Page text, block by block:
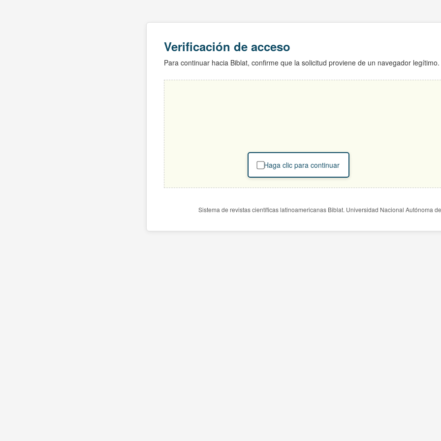
Verificación de acceso
Para continuar hacia Biblat, confirme que la solicitud proviene de un navegador legítimo.
Haga clic para continuar
Sistema de revistas científicas latinoamericanas Biblat. Universidad Nacional Autónoma